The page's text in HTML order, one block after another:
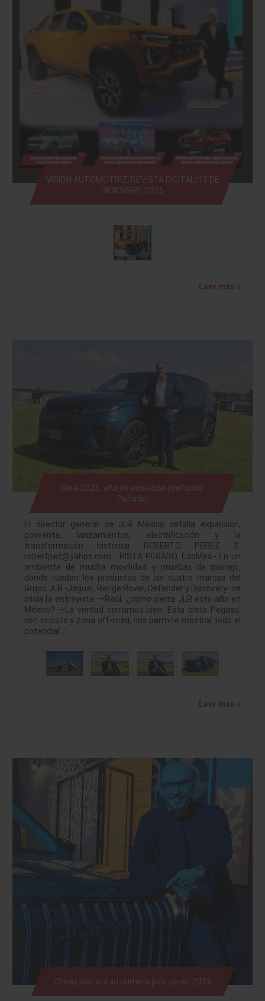
VISIÓN AUTOMOTRIZ/REVISTA DIGITAL/13 DE
DICIEMBRE 2025
Leer más »
Será 2026, año de evolución profunda:
Peñafiel
El director general de JLR México detalla expansión,
posventa, lanzamientos, electrificación y la
transformación histórica ROBERTO PEREZ S.
robertpez@yahoo.com PISTA PEGASO, EdoMex.- En un
ambiente de mucha movilidad y pruebas de manejo,
donde ruedan los productos de las cuatro marcas del
Grupo JLR -Jaguar, Range Rover, Defender y Discovery- se
inicia la entrevista. —Raúl, ¿cómo cierra JLR este año en
México? —La verdad cerramos bien. Esta pista Pegaso,
con circuito y zona off-road, nos permite mostrar todo el
potencial…
Leer más »
Chirey lanzará su primera pick-up en 2026